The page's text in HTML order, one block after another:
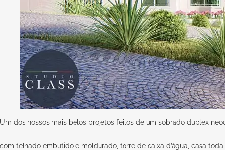
Um dos nossos mais belos projetos feitos de um sobrado duplex
com telhado embutido e moldurado, torre de caixa d’água, casa